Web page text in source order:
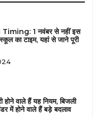
1 नवंबर से नहीं इस
का टाइम, यहां से जाने पूरी
वाले हैं यह नियम, बिजली
में होने वाले हैं बड़े बदलाव